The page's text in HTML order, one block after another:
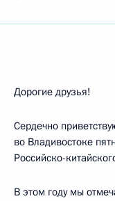
Дорогие друзья!
Сердечно
во Владивостоке
Российско-
В этом году мы